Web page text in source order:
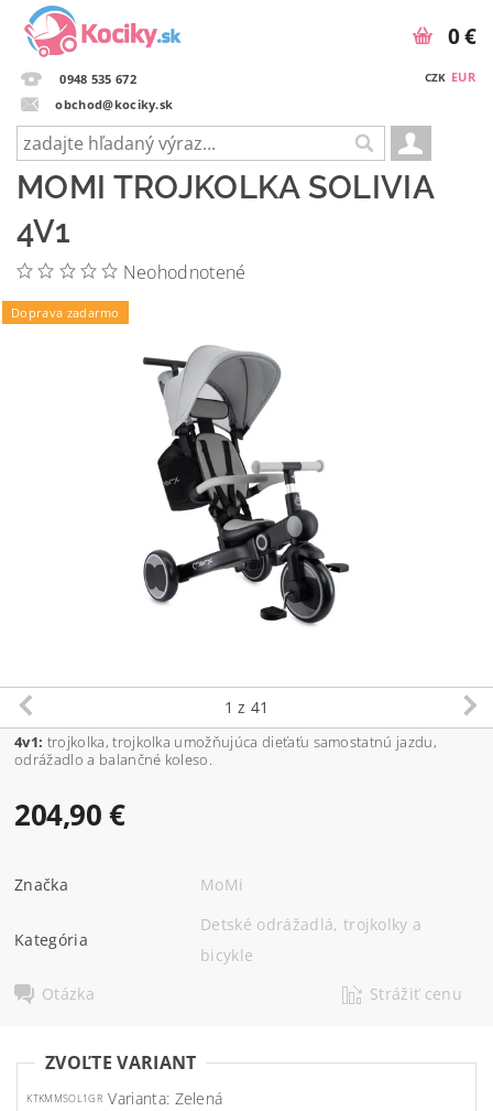
0948 535 672
obchod@kociky.sk
CZK EUR
0 €
MOMI TROJKOLKA SOLIVIA
4V1
Neohodnotené
Doprava zadarmo
1 z 41
4v1: trojkolka, trojkolka umožňujúca dieťaťu samostatnú jazdu,
odrážadlo a balančné koleso.
204,90 €
Značka MoMi
Kategória
Detské odrážadlá, trojkolky a
bicykle
Otázka
Strážiť cenu
ZVOĽTE VARIANT
KTKMMSOL1GR Varianta: Zelená